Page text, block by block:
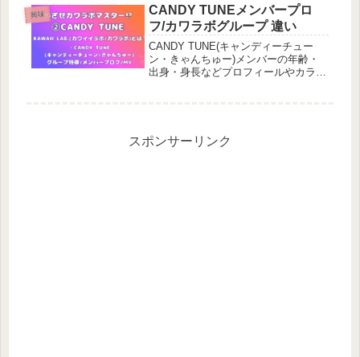
として活躍中！メンバーひとりひとり
を知ろう♪
興味
CANDY TUNEメンバープロ
フ/カワラボグループ 違い
CANDY TUNE(キャンディーチュー
ン・きゃんちゅー)メンバーの年齢・
出身・身長などプロフィールやカラ
スポンサーリンク